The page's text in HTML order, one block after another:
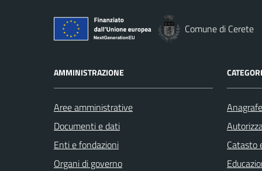
Comune di Cerete
AMMINISTRAZIONE
Aree amministrative
Documenti e dati
Enti e fondazioni
Organi di governo
Catasto